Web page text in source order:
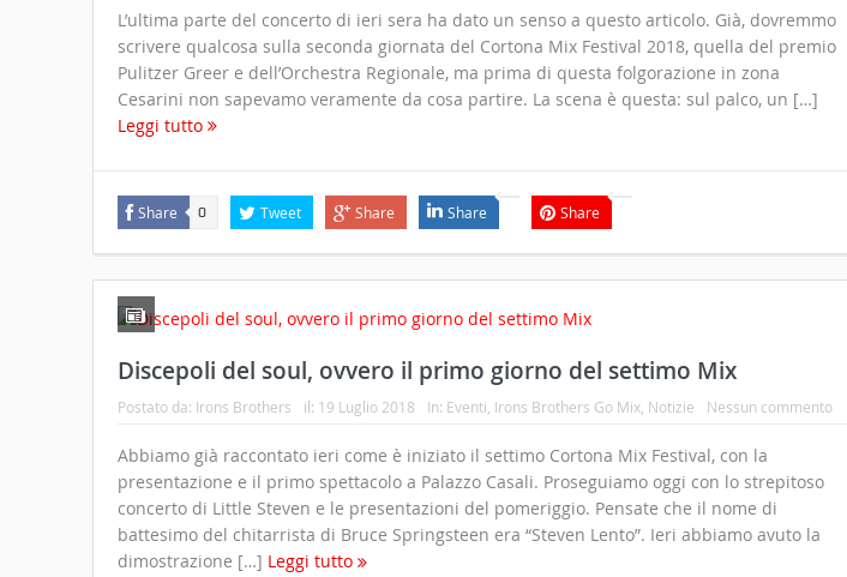
L’ultima parte del concerto di ieri sera ha dato un senso a questo articolo. Già, dovremmo
scrivere qualcosa sulla seconda giornata del Cortona Mix Festival 2018, quella del premio
Pulitzer Greer e dell’Orchestra Regionale, ma prima di questa folgorazione in zona
Cesarini non sapevamo veramente da cosa partire. La scena è questa: sul palco, un […]
Leggi tutto
Share 0 Tweet Share Share Share
Discepoli del soul, ovvero il primo giorno del settimo Mix
Postato da: Irons Brothers il: 19 Luglio 2018 In: Eventi, Irons Brothers Go Mix, Notizie Nessun commento
Abbiamo già raccontato ieri come è iniziato il settimo Cortona Mix Festival, con la
presentazione e il primo spettacolo a Palazzo Casali. Proseguiamo oggi con lo strepitoso
concerto di Little Steven e le presentazioni del pomeriggio. Pensate che il nome di
battesimo del chitarrista di Bruce Springsteen era “Steven Lento”. Ieri abbiamo avuto la
dimostrazione […] Leggi tutto